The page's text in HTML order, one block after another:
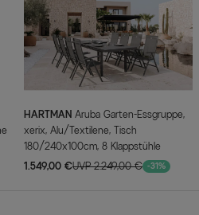
HARTMAN
xerix, Alu/Textilene, Tisch
180/240x100cm, 8 Klappstühle
1.549,00 €UVP 2.249,00 € -31%